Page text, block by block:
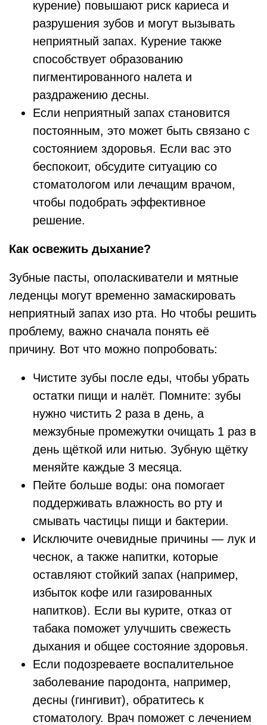
курение) повышают риск кариеса и
разрушения зубов и могут вызывать
неприятный запах. Курение также
способствует образованию
пигментированного налета и
раздражению десны.
Если неприятный запах становится
постоянным, это может быть связано с
состоянием здоровья. Если вас это
беспокоит, обсудите ситуацию со
стоматологом или лечащим врачом,
чтобы подобрать эффективное
решение.
Как освежить дыхание?
Зубные пасты, ополаскиватели и мятные
леденцы могут временно замаскировать
неприятный запах изо рта. Но чтобы решить
проблему, важно сначала понять её
причину. Вот что можно попробовать:
Чистите зубы после еды, чтобы убрать
остатки пищи и налёт. Помните: зубы
нужно чистить 2 раза в день, а
межзубные промежутки очищать 1 раз в
день щёткой или нитью. Зубную щётку
меняйте каждые 3 месяца.
Пейте больше воды: она помогает
поддерживать влажность во рту и
смывать частицы пищи и бактерии.
Исключите очевидные причины — лук и
чеснок, а также напитки, которые
оставляют стойкий запах (например,
избыток кофе или газированных
напитков). Если вы курите, отказ от
табака поможет улучшить свежесть
дыхания и общее состояние здоровья.
Если подозреваете воспалительное
заболевание пародонта, например,
десны (гингивит), обратитесь к
стоматологу. Врач поможет с лечением